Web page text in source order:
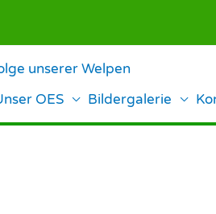
unserer Welpen
OES Bildergalerie